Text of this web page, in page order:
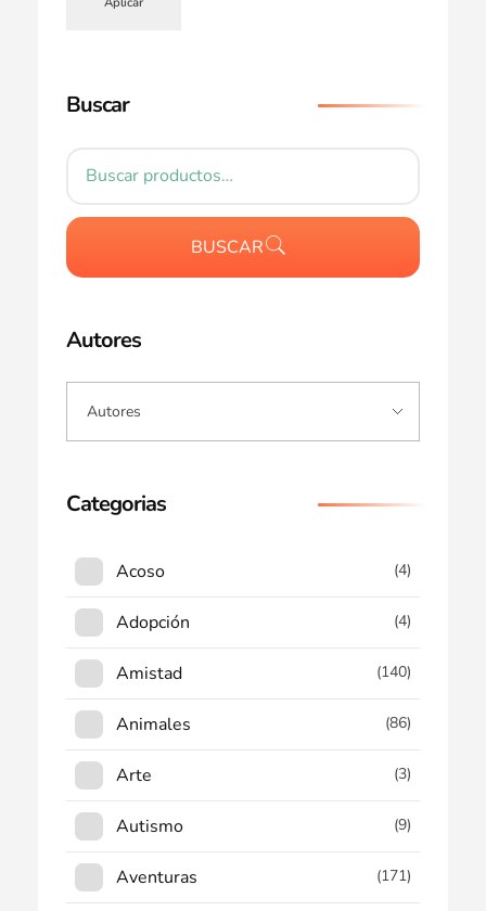
Buscar
BUSCAR
Autores
Categorias
Acoso (4)
Adopción (4)
Amistad (140)
Animales (86)
Arte (3)
Autismo (9)
Aventuras (171)